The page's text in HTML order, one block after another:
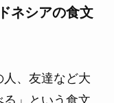
ネシアの食文
、友達など大